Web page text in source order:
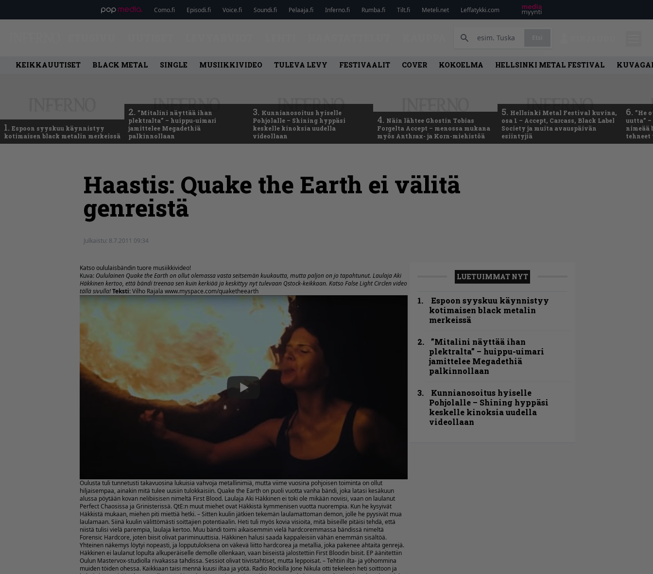
Como.fi Episodi.fi Voice.fi Soundi.fi Pelaaja.fi Inferno.fi Rumba.fi Tilt.fi Meteli.net Leffatykki.com
KEIKKAUUTISET BLACK METAL SINGLE MUSIIKKIVIDEO TULEVA LEVY FESTIVAALIT COVER KOKOELMA HELLSINKI METAL FESTIVAL
1. Espoon syyskuu käynnistyy
kotimaisen black metalin merkeissä
2. ”Mitalini näyttää ihan
plektralta” – huippu-uimari
jamittelee Megadethiä
palkinnollaan
3. Kunnianosoitus hyiselle
Pohjolalle – Shining hyppäsi
keskelle kinoksia uudella
videollaan
4. Näin lähtee Ghostin Tobias
Forgelta Accept – menossa mukana
myös Anthrax- ja Korn-miehistöä
5. Hellsinki Metal Festival kuvina,
osa 1 – Accept, Carcass, Black Label
Society ja muita avauspäivän
esiintyjiä
6. ”He
uutta”
nimeää
Haastis: Quake the Earth ei välitä
genreistä
Julkaistu: 8.7.2011 09:34
Katso oululaisbändin tuore musiikkivideo!
Kuva: Oululainen Quake the Earth on ollut olemassa vasta seitsemän kuukautta, mutta paljon on jo tapahtunut. Laulaja Aki
Häkkinen kertoo, että bändi treenaa sen kuin kerkiää ja keskittyy nyt tulevaan Qstock-keikkaan. Katso False Light Circlen video
tällä sivulla!Teksti:Vilho Rajala www.myspace.com/quaketheearth
Oulusta tuli tunnetusti takavuosina lukuisia vahvoja metallinimiä, mutta viime vuosina pohjoisen toiminta on ollut
hiljaisempaa, ainakin mitä tulee uusiin tulokkaisiin. Quake the Earth on puoli vuotta vanha bändi, joka latasi kesäkuun
alussa pöytään kovan nelibiisisen nimeltä First Blood. Laulaja Aki Häkkinen ei toki ole mikään noviisi, vaan on laulanut
Perfect Chaosissa ja Grinisterissä. QtE:n muut miehet ovat Häkkistä kymmenisen vuotta nuorempia. Kun he kysyivät
Häkkistä mukaan, miehen piti miettiä hetki. – Sitten kuulin jätkien tekemän laulamattoman demon, jolle he pyysivät mua
laulamaan. Siinä kuulin välittömästi soittajien potentiaalin. Heti tuli myös kovia visioita, mitä biiseille pitäisi tehdä, että
niistä tulisi vielä parempia, laulaja kertoo. Muu bändi toimi aikaisemmin vielä hardcoremmassa bändissä nimeltä
Forensic Hardcore, joten biisit olivat pariminuuttisia. Häkkinen halusi saada kappaleisiin vähän enemmän sisältöä.
Yhteinen näkemys löytyi nopeasti, ja lopputuloksena on väkevä liitto hardcorea ja metallia, joka pakenee ahtaita genrejä.
Häkkinen ei laulanut lopulta alkuperäiselle demolle ollenkaan, vaan biiseistä jalostettiin First Bloodin biisit. EP äänitettiin
Oulun Mastervox-studiolla rivakassa tahdissa. Sessiot olivat tiivistahtiset, mutta leppoisat. – Tehtiin ilta- ja yöhommina
muiden töiden ohessa. Kaikkiaan taisi mennä kuusi iltaa ja yötä. Radio Rockilla Jone Nikula otti tekeleen heti soittoon ja
LUETUIMMAT NYT
Espoon syyskuu käynnistyy
kotimaisen black metalin
merkeissä
”Mitalini näyttää ihan
plektralta” – huippu-uimari
jamittelee Megadethiä
palkinnollaan
Kunnianosoitus hyiselle
Pohjolalle – Shining hyppäsi
keskelle kinoksia uudella
videollaan